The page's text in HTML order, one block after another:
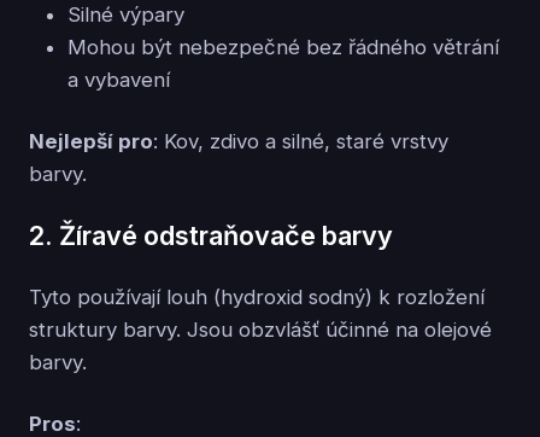
Silné výpary
Mohou být nebezpečné bez řádného větrání
a vybavení
Nejlepší pro: Kov, zdivo a silné, staré vrstvy
barvy.
2. Žíravé odstraňovače barvy
Tyto používají louh (hydroxid sodný) k rozložení
struktury barvy. Jsou obzvlášť účinné na olejové
barvy.
Pros: